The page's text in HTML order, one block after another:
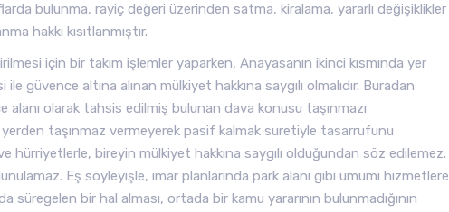
bulunma, rayiç değeri üzerinden satma, kiralama, yararlı değişiklikler
hakkı kısıtlanmıştır.
için bir takım işlemler yaparken, Anayasanın ikinci kısmında yer
güvence altına alınan mülkiyet hakkına saygılı olmalıdır. Buradan
olarak tahsis edilmiş bulunan dava konusu taşınmazı
taşınmaz vermeyerek pasif kalmak suretiyle tasarrufunu
hürriyetlerle, bireyin mülkiyet hakkına saygılı olduğundan söz edilemez.
Eş söyleyişle, imar planlarında park alanı gibi umumi hizmetlere
süregelen bir hal alması, ortada bir kamu yararının bulunmadığının